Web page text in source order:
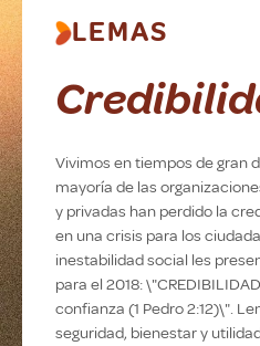
LEMAS
Vivimos en tiempos de gran
mayoría de las
y privadas han perdido la
en una crisis para los
inestabilidad social les
para el 2018:
confianza (1 Pedro 2:12)\".
seguridad, bienestar y